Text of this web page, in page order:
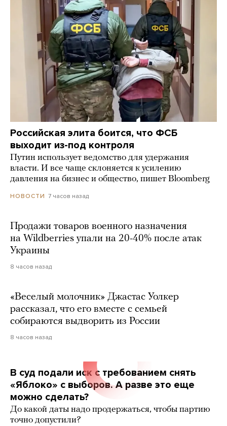
Российская элита боится, что ФСБ
выходит из-под контроля
Путин использует ведомство для удержания
власти. И все чаще склоняется к усилению
давления на бизнес и общество, пишет Bloomberg
НОВОСТИ 7 часов назад
Продажи товаров военного назначения
на Wildberries упали на 20-40% после атак
Украины
8 часов назад
«Веселый молочник» Джастас Уолкер
рассказал, что его вместе с семьей
собираются выдворить из России
8 часов назад
В суд подали иск с требованием снять
«Яблоко» с выборов. А разве это еще
можно сделать?
До какой даты надо продержаться, чтобы партию
точно допустили?